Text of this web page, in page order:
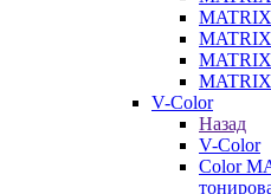
MATRIX
MATRIX
V-Color
Назад
V-Color
Color